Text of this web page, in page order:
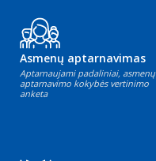
Asmenų aptarnavimas
Aptarnaujami padaliniai, asmenų
aptarnavimo kokybės vertinimo
anketa